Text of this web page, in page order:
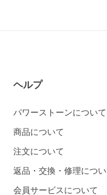
ヘルプ
パワーストーンについて
商品について
注文について
返品・交換・修理につい
会員サービスについて